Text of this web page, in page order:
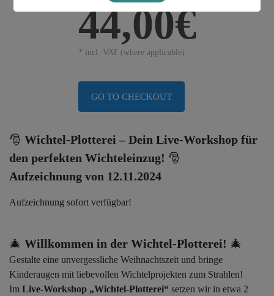
44,00€
* incl. VAT (where applicable)
GO TO CHECKOUT
🎅 Wichtel-Plotterei – Dein Live-Workshop für
den perfekten Wichteleinzug! 🎅
Aufzeichnung von 12.11.2024
Aufzeichnung sofort verfügbar!
🎄 Willkommen in der Wichtel-Plotterei! 🎄
Gestalte eine unvergessliche Weihnachtszeit und bringe
Kinderaugen mit liebevollen Wichtelprojekten zum Strahlen!
Im Live-Workshop „Wichtel-Plotterei“ setzen wir in etwa 2